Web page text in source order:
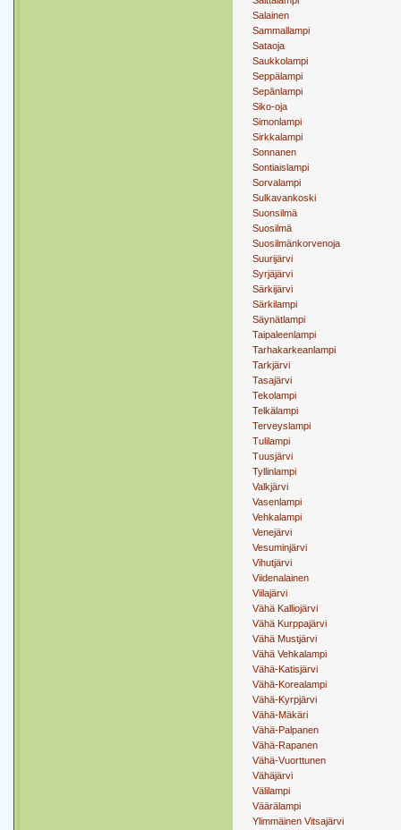
Salainen
Sammallampi
Sataoja
Saukkolampi
Seppälampi
Sepänlampi
Siko-oja
Simonlampi
Sirkkalampi
Sonnanen
Sontiaislampi
Sorvalampi
Sulkavankoski
Suonsilmä
Suosilmä
Suosilmänkorvenoja
Suurijärvi
Syrjäjärvi
Särkijärvi
Särkilampi
Säynätlampi
Taipaleenlampi
Tarhakarkeanlampi
Tarkjärvi
Tasajärvi
Tekolampi
Telkälampi
Terveyslampi
Tulilampi
Tuusjärvi
Tyllinlampi
Valkjärvi
Vasenlampi
Vehkalampi
Venejärvi
Vesuminjärvi
Vihutjärvi
Viidenalainen
Viilajärvi
Vähä Kalliojärvi
Vähä Kurppajärvi
Vähä Mustjärvi
Vähä Vehkalampi
Vähä-Katisjärvi
Vähä-Korealampi
Vähä-Kyrpjärvi
Vähä-Mäkäri
Vähä-Palpanen
Vähä-Rapanen
Vähä-Vuorttunen
Vähäjärvi
Välilampi
Väärälampi
Ylimmäinen Vitsajärvi